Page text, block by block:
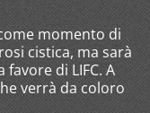
momento di
cistica, ma sarà
di LIFC. A
verrà da coloro